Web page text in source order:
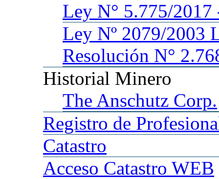
Ley N° 5.775/
Ley Nº 2079/2003
Resolución N°
Historial Minero
The Anschutz Corp.
Registro de
Catastro
Acceso Catastro WEB